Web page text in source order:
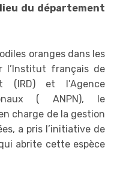
lieu du département
oranges dans les
l’Institut français de
(IRD) et l’Agence
( ANPN), le
charge de la gestion
a pris l’initiative de
abrite cette espèce